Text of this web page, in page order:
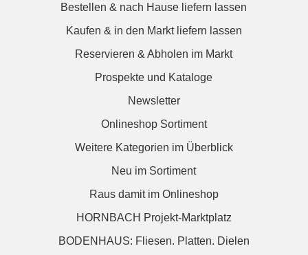
Bestellen & nach Hause liefern lassen
Kaufen & in den Markt liefern lassen
Reservieren & Abholen im Markt
Prospekte und Kataloge
Newsletter
Onlineshop Sortiment
Weitere Kategorien im Überblick
Neu im Sortiment
Raus damit im Onlineshop
HORNBACH Projekt-Marktplatz
BODENHAUS: Fliesen. Platten. Dielen